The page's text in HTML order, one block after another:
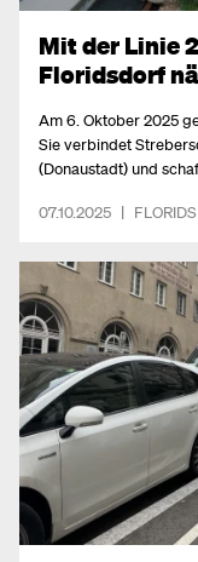
Mit der Linie
Floridsdorf
Am 6. Oktober 2025
Sie verbindet
(Donaustadt) und
wachsenden Bezirke
07.10.2025 |